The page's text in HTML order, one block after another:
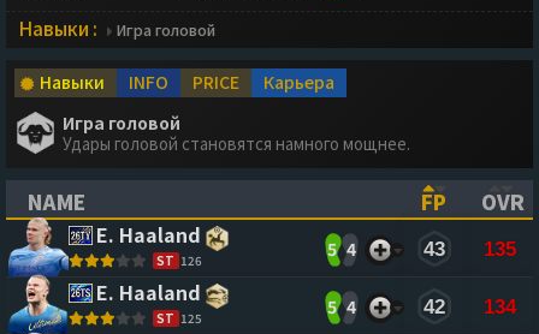
Навыки : Игра головой
Навыки INFO PRICE
Карьера
Игра головой
Удары головой становятся намного мощнее.
NAME
(CLICK TO SORT ASCENDING)
FP
OVR
E. Haaland
ST 126
5 4 43 135
E. Haaland
ST 125
5 4 42 134